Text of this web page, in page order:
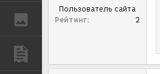
ГАЛЕРЕЯ
я
Пользователь сайта
Рейтинг
2